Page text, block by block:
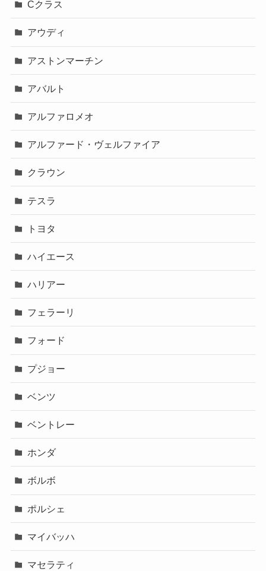
Cクラス
アウディ
アストンマーチン
アバルト
アルファロメオ
アルファード・ヴェルファイア
クラウン
テスラ
トヨタ
ハイエース
ハリアー
フェラーリ
フォード
プジョー
ベンツ
ベントレー
ホンダ
ボルボ
ポルシェ
マイバッハ
マセラティ